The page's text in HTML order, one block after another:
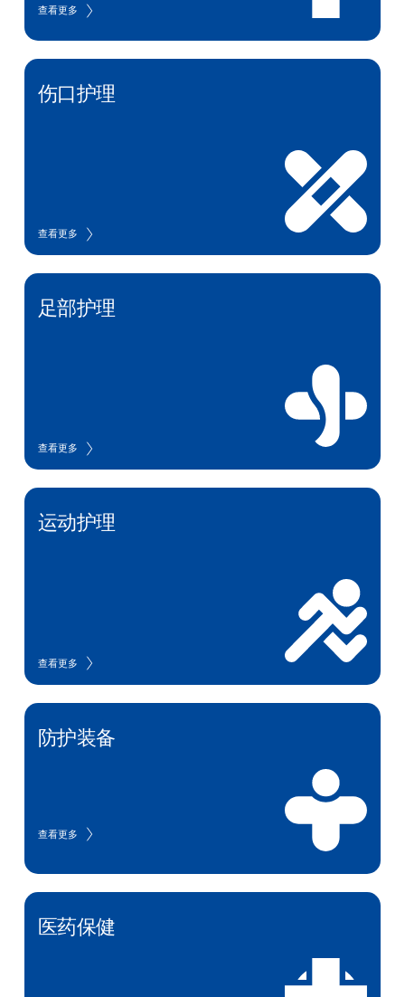
查看更多
伤口护理
查看更多
足部护理
查看更多
运动护理
查看更多
防护装备
查看更多
医药保健